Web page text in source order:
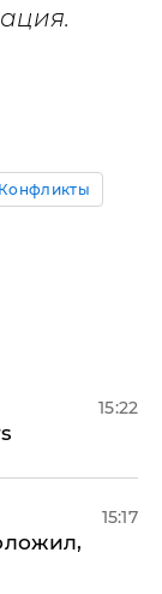
Конфликты
15:22
15:17